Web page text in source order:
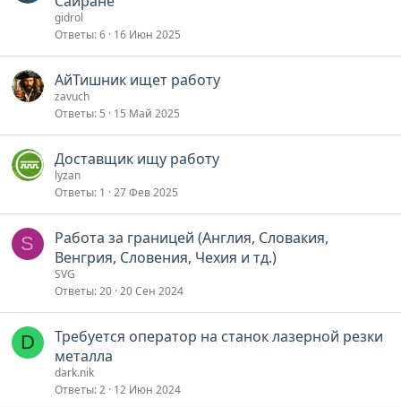
gidrol
Ответы 6 16 Июн 2025
АйТишник ищет работу
zavuch
Ответы 5 15 Май 2025
Доставщик ищу работу
lyzan
Ответы 1 27 Фев 2025
S
Работа за границей (Англия, Словакия,
Венгрия, Словения, Чехия и тд.)
SVG
Ответы 20 20 Сен 2024
D
Требуется оператор на станок лазерной резки
металла
dark.nik
Ответы 2 12 Июн 2024